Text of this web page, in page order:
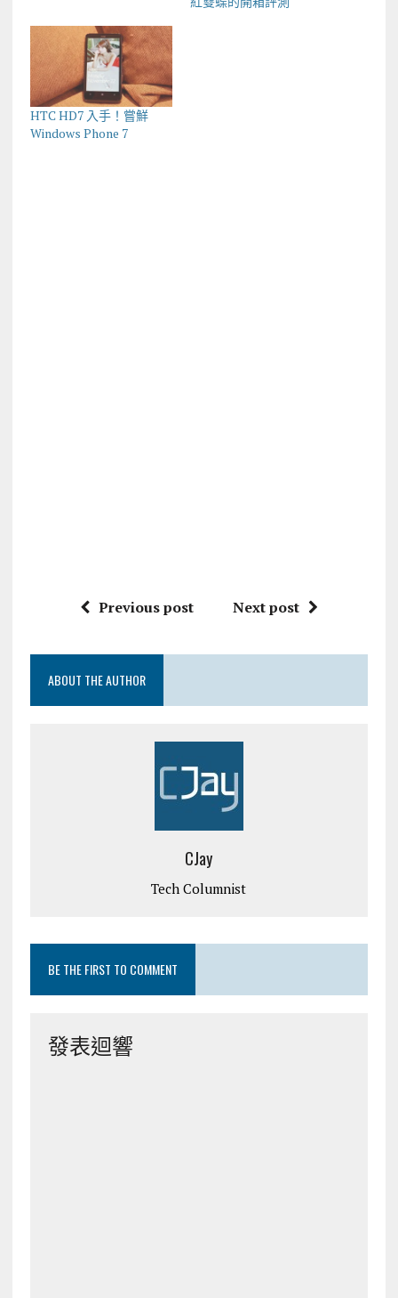
HTC HD7 入手！嘗鮮
Windows Phone 7
Previous post Next post
ABOUT THE AUTHOR
CJay
Tech Columnist
BE THE FIRST TO COMMENT
發表迴響